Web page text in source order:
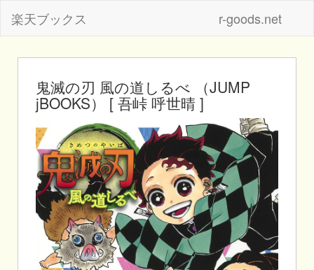
楽天ブックス r-goods.net
鬼滅の刃 風の道しるべ （JUMP
jBOOKS） [ 吾峠 呼世晴 ]